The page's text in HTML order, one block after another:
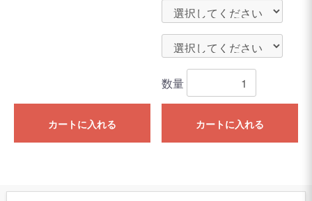
カートに入れる
数量
カートに入れる